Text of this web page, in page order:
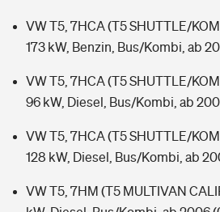
VW T5, 7HCA (T5 SHUTTLE/
173 kW, Benzin, Bus/Kombi, ab
VW T5, 7HCA (T5 SHUTTLE/
96 kW, Diesel, Bus/Kombi, ab
VW T5, 7HCA (T5 SHUTTLE/
128 kW, Diesel, Bus/Kombi, ab
VW T5, 7HM (T5 MULTIVAN